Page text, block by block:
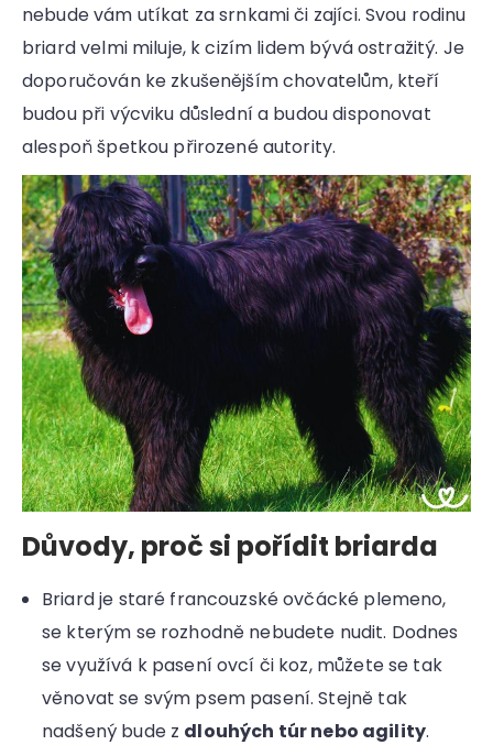
nebude vám utíkat za srnkami či zajíci. Svou rodinu
briard velmi miluje, k cizím lidem bývá ostražitý. Je
doporučován ke zkušenějším chovatelům, kteří
budou při výcviku důslední a budou disponovat
alespoň špetkou přirozené autority.
Důvody, proč si pořídit briarda
Briard je staré francouzské ovčácké plemeno,
se kterým se rozhodně nebudete nudit. Dodnes
se využívá k pasení ovcí či koz, můžete se tak
věnovat se svým psem pasení. Stejně tak
nadšený bude z dlouhých túr nebo agility.